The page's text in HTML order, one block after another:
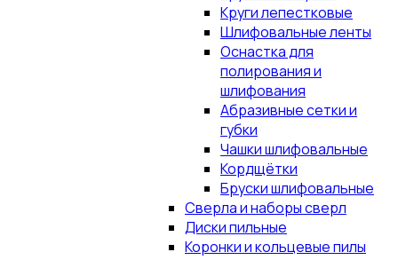
Круги лепестковые
Шлифовальные ленты
Оснастка для
полирования и
шлифования
Абразивные сетки и
губки
Чашки шлифовальные
Кордщётки
Бруски шлифовальные
Сверла и наборы сверл
Диски пильные
Коронки и кольцевые пилы